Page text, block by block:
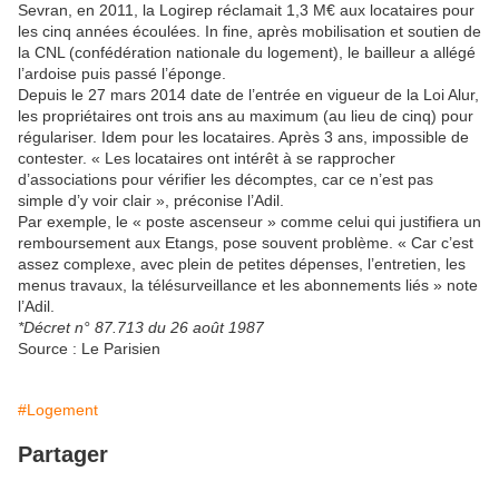
Sevran, en 2011, la Logirep réclamait 1,3 M€ aux locataires pour
les cinq années écoulées. In fine, après mobilisation et soutien de
la CNL (confédération nationale du logement), le bailleur a allégé
l’ardoise puis passé l’éponge.
Depuis le 27 mars 2014 date de l’entrée en vigueur de la Loi Alur,
les propriétaires ont trois ans au maximum (au lieu de cinq) pour
régulariser. Idem pour les locataires. Après 3 ans, impossible de
contester. « Les locataires ont intérêt à se rapprocher
d’associations pour vérifier les décomptes, car ce n’est pas
simple d’y voir clair », préconise l’Adil.
Par exemple, le « poste ascenseur » comme celui qui justifiera un
remboursement aux Etangs, pose souvent problème. « Car c’est
assez complexe, avec plein de petites dépenses, l’entretien, les
menus travaux, la télésurveillance et les abonnements liés » note
l’Adil.
*Décret n° 87.713 du 26 août 1987
Source : Le Parisien
#Logement
Partager